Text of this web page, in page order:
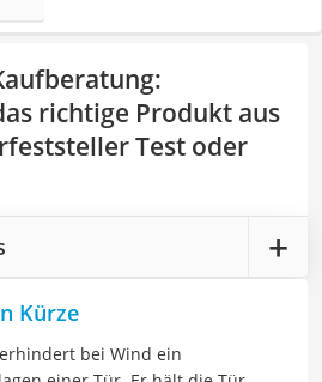
:
richtige Produkt aus
Test oder
Kürze
bei Wind ein